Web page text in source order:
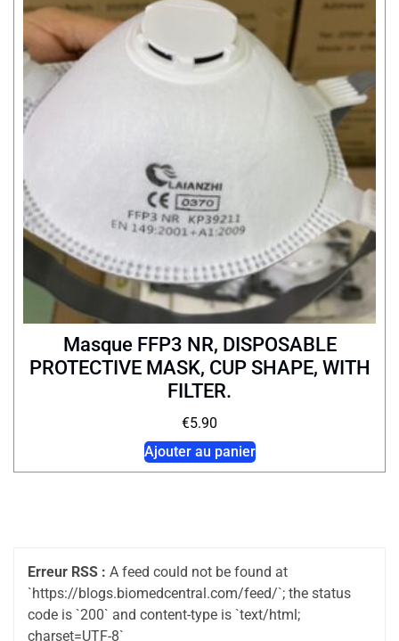
Masque FFP3 NR, DISPOSABLE
PROTECTIVE MASK, CUP SHAPE, WITH
FILTER.
€5.90
Ajouter au panier
Erreur RSS : A feed could not be found at
`https://blogs.biomedcentral.com/feed/`; the status
code is `200` and content-type is `text/html;
charset=UTF-8`